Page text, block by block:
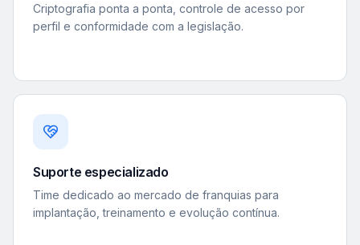
Criptografia ponta a ponta, controle de acesso por
perfil e conformidade com a legislação.
Suporte especializado
Time dedicado ao mercado de franquias para
implantação, treinamento e evolução contínua.